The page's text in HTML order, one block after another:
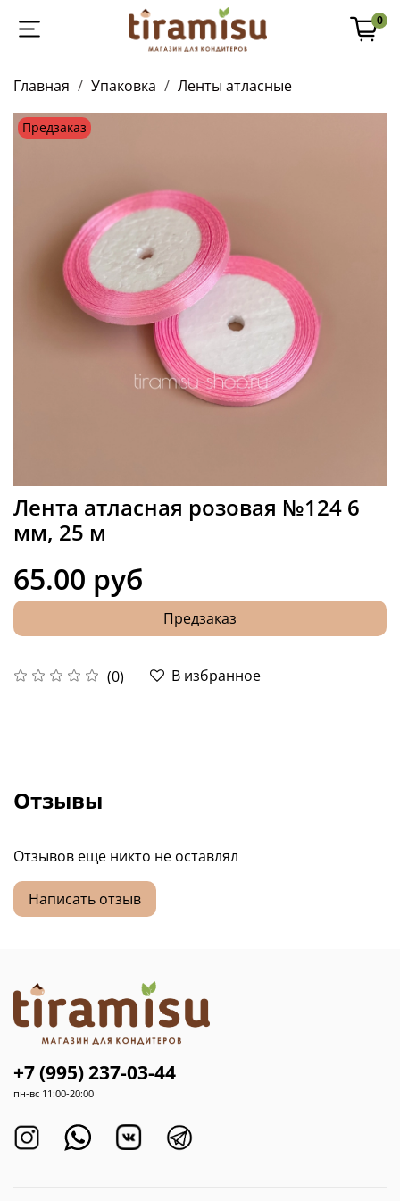
0
Главная Упаковка Ленты атласные
Предзаказ
Лента атласная розовая №124 6
мм, 25 м
(0) В избранное
65.00 руб
Предзаказ
Отзывы
Отзывов еще никто не оставлял
Написать отзыв
+7 (995) 237-03-44
пн-вс 11:00-20:00